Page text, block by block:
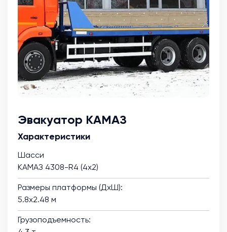
Эвакуатор КАМАЗ
Характеристики
Шасси
КАМАЗ 4308-R4 (4х2)
Размеры платформы (ДхШ):
5.8х2.48 м
Грузоподъемность: